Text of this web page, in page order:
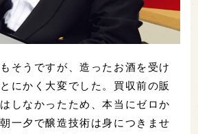
そうですが、造ったお酒を受け
にかく大変でした。買収前の販
しなかったため、本当にゼロか
一夕で醸造技術は身につきませ